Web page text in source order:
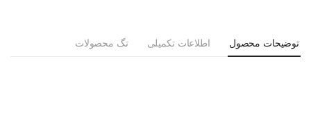
توضیحات محصول اطلاعات تکمیلی تگ محصولات